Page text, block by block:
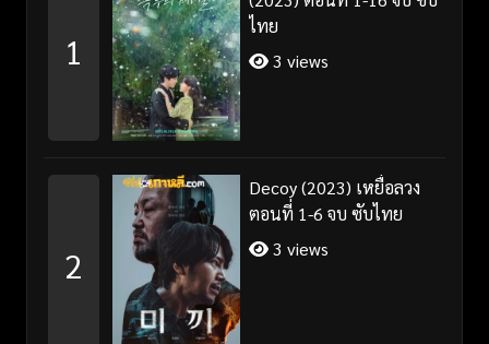
1
ไทย
3 views
2
Decoy (2023) เหยื่อลวง
ตอนที่ 1-6 จบ ซับไทย
3 views